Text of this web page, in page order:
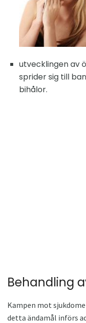
utvecklingen av
sprider sig till
bihålor.
Behandling
Kampen mot
detta ändamål införs